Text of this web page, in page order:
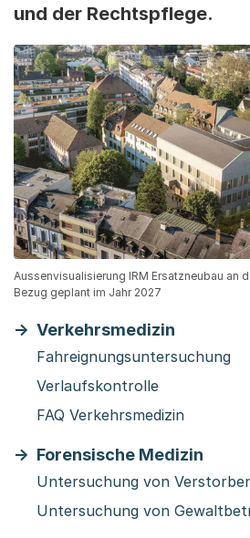
und der Rechtspflege.
Aussenvisualisierung IRM Ersatzneubau an
Bezug geplant im Jahr 2027
Verkehrsmedizin
Fahreignungsuntersuchung
Verlaufskontrolle
FAQ Verkehrsmedizin
Forensische Medizin
Untersuchung von
Untersuchung von